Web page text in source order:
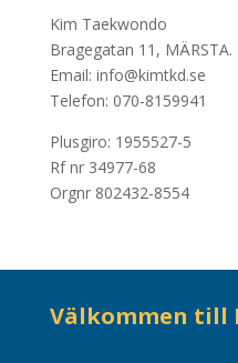
Kim Taekwondo
Bragegatan 11, MÄRSTA.
Email: info@kimtkd.se
Telefon: 070-8159941
Plusgiro: 1955527-5
Rf nr 34977-68
Orgnr 802432-8554
Välkommen till